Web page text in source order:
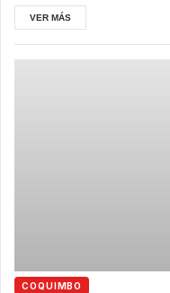
VER MÁS
COQUIMBO